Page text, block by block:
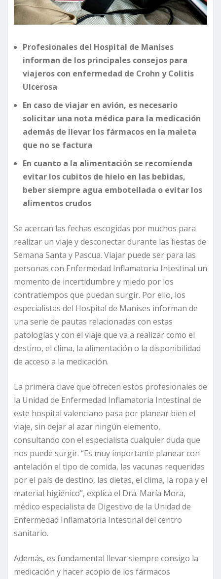
Profesionales del Hospital de Manises
informan de los principales consejos para
viajeros con enfermedad de Crohn y Colitis
Ulcerosa
En caso de viajar en avión, es necesario
solicitar una nota médica para la medicación
además de llevar los fármacos en la maleta
que no se factura
En cuanto a la alimentación se recomienda
evitar los cubitos de hielo en las bebidas,
beber siempre agua embotellada o evitar los
alimentos crudos
Se acercan las fechas escogidas por muchos para
realizar un viaje y desconectar durante las fiestas de
Semana Santa y Pascua. Viajar puede ser para las
personas con Enfermedad Inflamatoria Intestinal un
momento de incertidumbre y miedo por los
contratiempos que puedan surgir. Por ello, los
especialistas del Hospital de Manises informan de
una serie de pautas relacionadas con estas
patologías y con el viaje que va a realizar como el
destino, el clima, la alimentación o la disponibilidad
de acceso a la medicación.
La primera clave que ofrecen estos profesionales de
la Unidad de Enfermedad Inflamatoria Intestinal de
este hospital valenciano pasa por planear bien el
viaje, sin dejar al azar ningún elemento,
consultando con el especialista cualquier duda que
nos puede surgir. “Es muy importante planear con
antelación el tipo de comida, las vacunas requeridas
por el país de destino, las dietas, el clima, la ropa y el
material higiénico”, explica el Dra. María Mora,
médico especialista de Digestivo de la Unidad de
Enfermedad Inflamatoria Intestinal del centro
sanitario.
Además, es fundamental llevar siempre consigo la
medicación y hacer acopio de los fármacos